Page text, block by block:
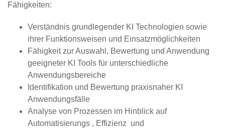
Fähigkeiten:
Verständnis grundlegender KI Technologien sowie
ihrer Funktionsweisen und Einsatzmöglichkeiten
Fähigkeit zur Auswahl, Bewertung und Anwendung
geeigneter KI Tools für unterschiedliche
Anwendungsbereiche
Identifikation und Bewertung praxisnaher KI
Anwendungsfälle
Analyse von Prozessen im Hinblick auf
Automatisierungs , Effizienz und